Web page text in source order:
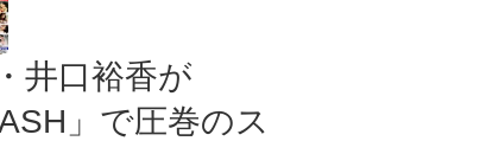
井口裕香が
」で圧巻のス